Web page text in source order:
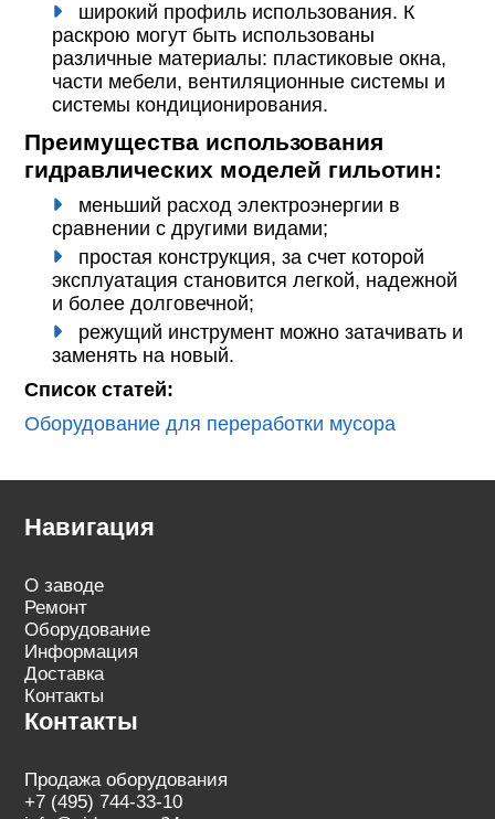
широкий профиль использования. К
раскрою могут быть использованы
различные материалы: пластиковые окна,
части мебели, вентиляционные системы и
системы кондиционирования.
Преимущества использования
гидравлических моделей гильотин:
меньший расход электроэнергии в
сравнении с другими видами;
простая конструкция, за счет которой
эксплуатация становится легкой, надежной
и более долговечной;
режущий инструмент можно затачивать и
заменять на новый.
Список статей:
Оборудование для переработки мусора
Навигация
О заводе
Ремонт
Оборудование
Информация
Доставка
Контакты
Контакты
Продажа оборудования
+7 (495) 744-33-10